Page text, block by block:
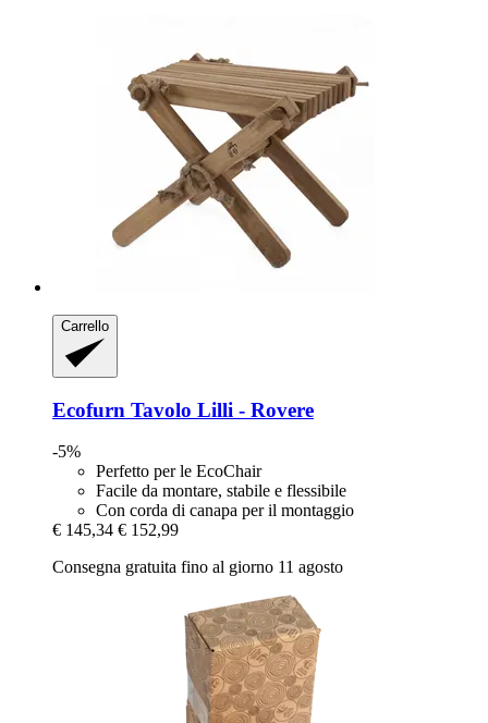
Carrello
Ecofurn Tavolo Lilli -​ Rovere
-5%
Perfetto per le EcoChair
Facile da montare, stabile e flessibile
Con corda di canapa per il montaggio
€ 145,34 € 152,99
Consegna gratuita fino al giorno 11 agosto